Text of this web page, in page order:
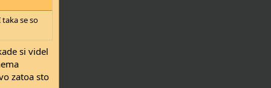
se so
si videl
zatoa sto